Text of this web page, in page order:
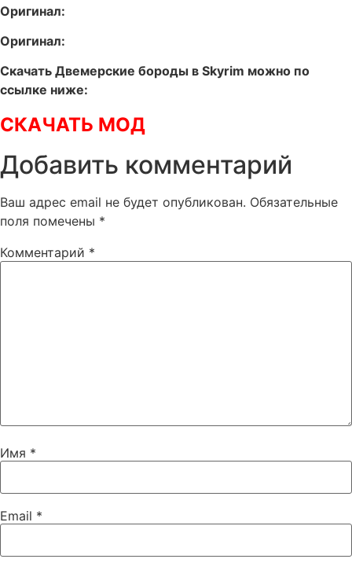
Оригинал:
Оригинал:
Скачать Двемерские бороды в Skyrim можно по
ссылке ниже:
СКАЧАТЬ МОД
Добавить комментарий
Ваш адрес email не будет опубликован. Обязательные
поля помечены *
Комментарий *
Имя *
Email *